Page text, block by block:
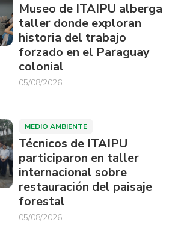
Museo de ITAIPU alberga
taller donde exploran
historia del trabajo
forzado en el Paraguay
colonial
05/08/2026
MEDIO AMBIENTE
Técnicos de ITAIPU
participaron en taller
internacional sobre
restauración del paisaje
forestal
05/08/2026